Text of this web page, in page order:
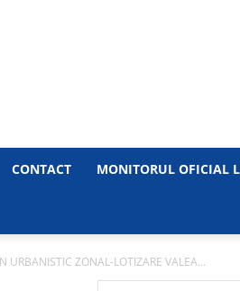
CONTACT MONITORUL OFICIAL
ZONAL-LOTIZARE VALEA...